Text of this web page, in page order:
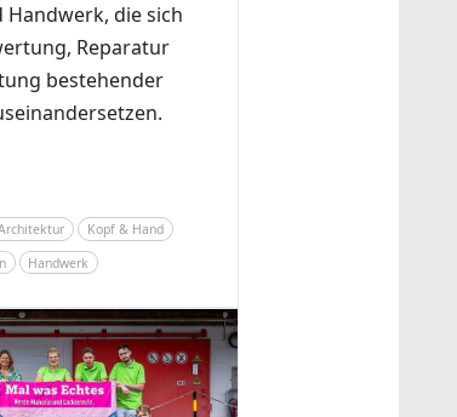
die sich
Reparatur
bestehender
Kopf & Hand
Handwerk